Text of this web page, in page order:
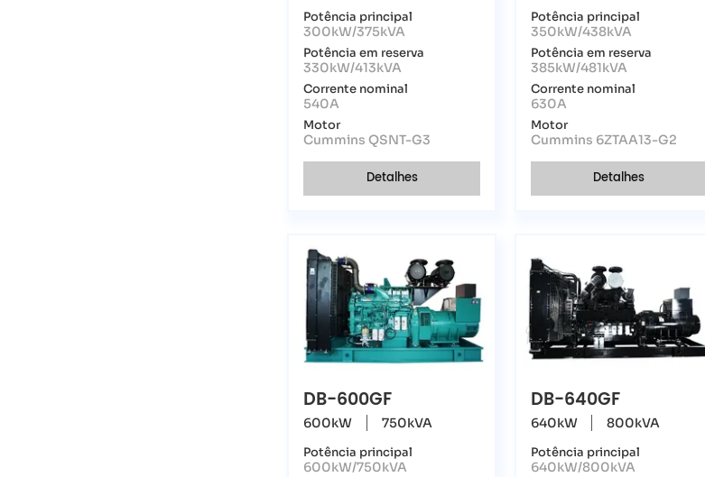
Potência principal
300kW/375kVA
Potência em reserva
330kW/413kVA
Corrente nominal
540A
Motor
Cummins QSNT-G3
Detalhes
Potência principal
350kW/438kVA
Potência em reserva
385kW/481kVA
Corrente nominal
630A
Motor
Cummins 6ZTAA13-G2
Detalhes
DB-600GF
600kW 750kVA
Potência principal
600kW/750kVA
DB-640GF
640kW 800kVA
Potência principal
640kW/800kVA